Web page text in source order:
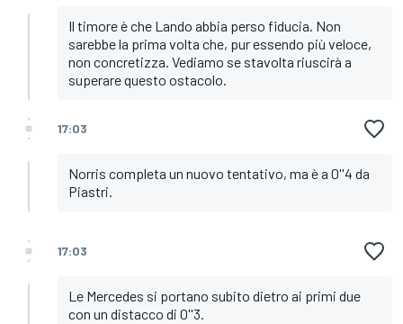
Il timore è che Lando abbia perso fiducia. Non
sarebbe la prima volta che, pur essendo più veloce,
non concretizza. Vediamo se stavolta riuscirà a
superare questo ostacolo.
17:03
Norris completa un nuovo tentativo, ma è a 0''4 da
Piastri.
17:03
Le Mercedes si portano subito dietro ai primi due
con un distacco di 0''3.